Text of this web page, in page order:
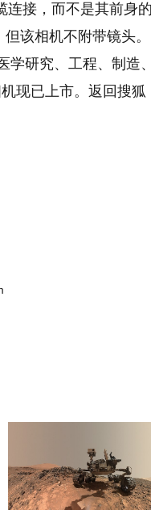
接，而不是其前身
该相机不附带镜头。
研究、工程、制造
现已上市。返回搜狐